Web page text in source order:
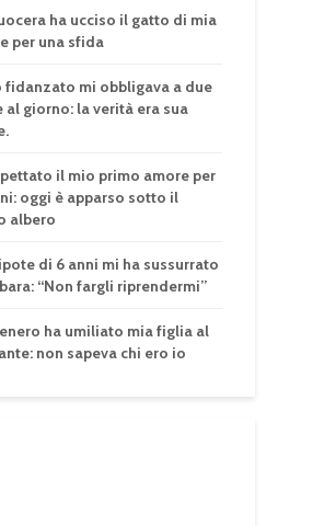
ha ucciso il gatto di mia
per una sfida
fidanzato mi obbligava a due
al giorno: la verità era sua
il mio primo amore per
oggi è apparso sotto il
albero
di 6 anni mi ha sussurrato
“Non fargli riprendermi”
ha umiliato mia figlia al
non sapeva chi ero io